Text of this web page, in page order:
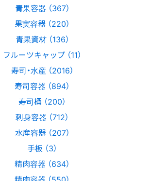
青果容器 （367）
果実容器 （220）
青果資材 （136）
フルーツキャップ （11）
寿司・水産 （2016）
寿司容器 （894）
寿司桶 （200）
刺身容器 （712）
水産容器 （207）
手板 （3）
精肉容器 （634）